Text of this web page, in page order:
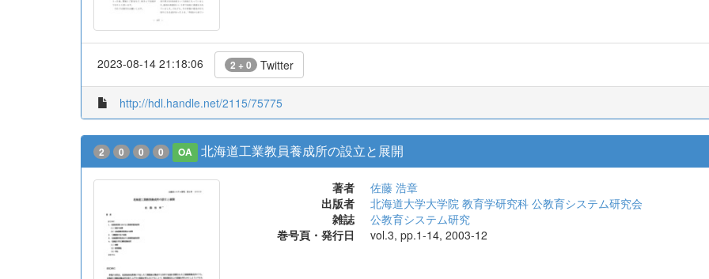
2023-08-14 21:18:06 2 + 0 Twitter
http://hdl.handle.net/2115/75775
2 0 0 0 OA 北海道工業教員養成所の設立と展開
著者
佐藤 浩章
出版者
北海道大学大学院 教育学研究科 公教育システム研究会
雑誌
公教育システム研究
巻号頁・発行日
vol.3, pp.1-14, 2003-12